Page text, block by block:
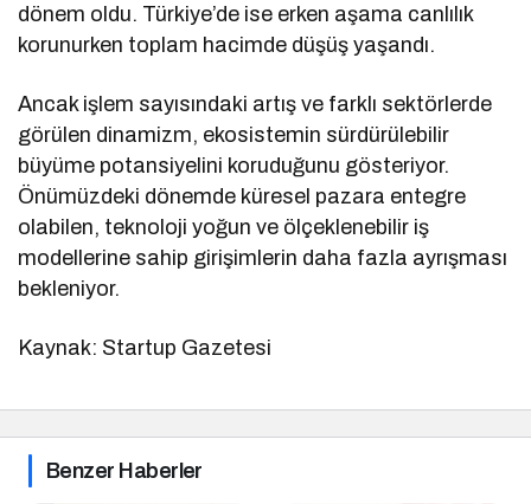
dönem oldu. Türkiye’de ise erken aşama canlılık
korunurken toplam hacimde düşüş yaşandı.
Ancak işlem sayısındaki artış ve farklı sektörlerde
görülen dinamizm, ekosistemin sürdürülebilir
büyüme potansiyelini koruduğunu gösteriyor.
Önümüzdeki dönemde küresel pazara entegre
olabilen, teknoloji yoğun ve ölçeklenebilir iş
modellerine sahip girişimlerin daha fazla ayrışması
bekleniyor.
Kaynak: Startup Gazetesi
Benzer Haberler